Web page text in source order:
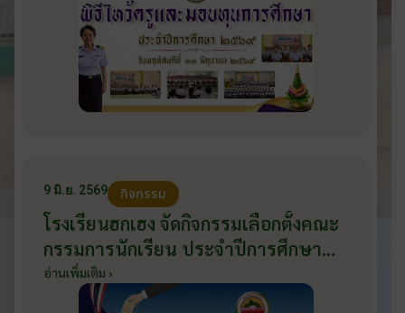
9 มิ.ย. 2569 กิจกรรม
โรงเรียนฮกเฮง จัดกิจกรรมเลือกตั้งคณะ
กรรมการนักเรียน ประจำปีการศึกษา
2569 ส่งเสริมประชาธิปไตยในโรงเรียน
วันที่ 9 มิถุนายน 2569
อ่านเพิ่มเติม ›